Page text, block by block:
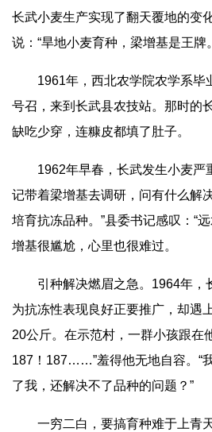
长武小麦生产实现了翻天覆地的变
说：“旱地小麦育种，梁增基是王牌
1961年，西北农学院农学系毕
号召，来到长武县农技站。那时的
缺吃少穿，连糠皮都填了肚子。
1962年早春，长武发生小麦严
记带着梁增基去调研，问有什么解
培育抗冻品种。”县委书记感叹：“
增基很尴尬，心里也很难过。
引种解决燃眉之急。1964年，
为抗冻性表现良好正要推广，却遇
20公斤。在示范村，一群小孩跟在
187！187……”羞得他无地自容。“
了我，还解决不了品种的问题？”
一穷二白，要搞育种难于上青